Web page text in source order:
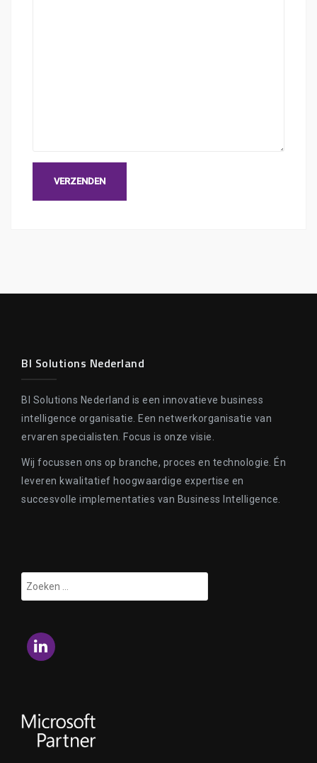
BI Solutions Nederland
BI Solutions Nederland is een innovatieve business
intelligence organisatie. Een netwerkorganisatie van
ervaren specialisten. Focus is onze visie.
Wij focussen ons op branche, proces en technologie. Én
leveren kwalitatief hoogwaardige expertise en
succesvolle implementaties van Business Intelligence.
Zoeken
naar:
LinkedIn